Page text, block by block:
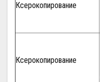
Ксерокопирование
Ксерокопирование